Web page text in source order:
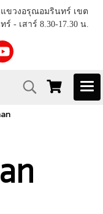
ขวงอรุณอมรินทร์ เขต
ร์ - เสาร์ 8.30-17.30 น.